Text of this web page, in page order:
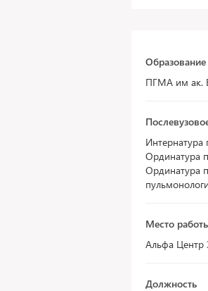
Образование
ПГМА им ак.
Ординатура
Ординатура
Место
Альфа Центр
Должность